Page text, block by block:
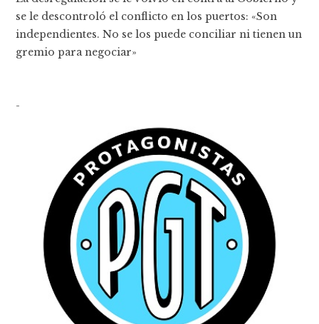
se le descontroló el conflicto en los puertos: «Son
independientes. No se los puede conciliar ni tienen un
gremio para negociar»
-